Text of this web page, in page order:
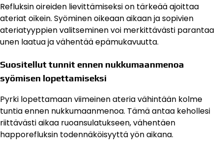
Refluksin oireiden lievittämiseksi on tärkeää ajoittaa
ateriat oikein. Syöminen oikeaan aikaan ja sopivien
ateriatyyppien valitseminen voi merkittävästi parantaa
unen laatua ja vähentää epämukavuutta.
Suositellut tunnit ennen nukkumaanmenoa
syömisen lopettamiseksi
Pyrki lopettamaan viimeinen ateria vähintään kolme
tuntia ennen nukkumaanmenoa. Tämä antaa kehollesi
riittävästi aikaa ruoansulatukseen, vähentäen
happorefluksin todennäköisyyttä yön aikana.